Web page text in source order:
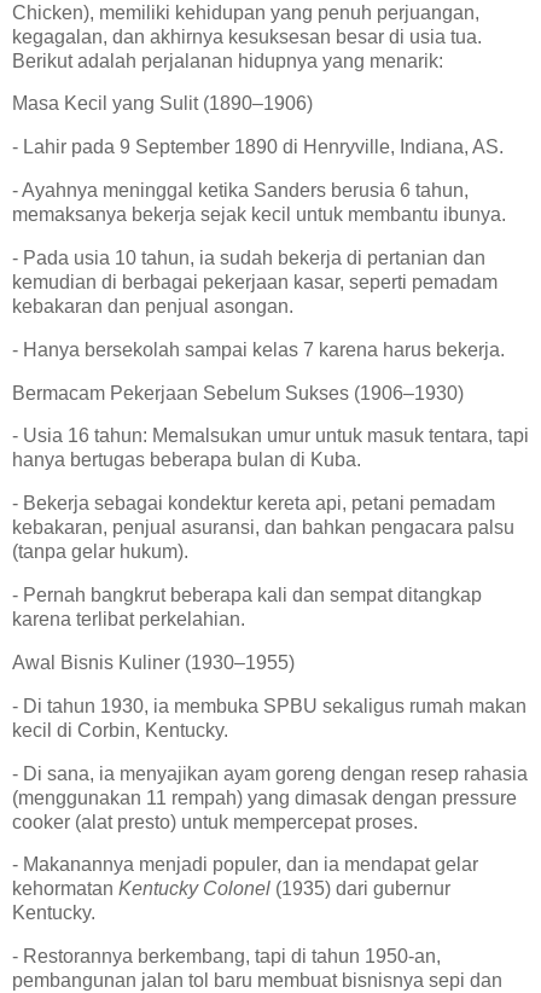
Chicken), memiliki kehidupan yang penuh perjuangan,
kegagalan, dan akhirnya kesuksesan besar di usia tua.
Berikut adalah perjalanan hidupnya yang menarik:
Masa Kecil yang Sulit (1890–1906)
- Lahir pada 9 September 1890 di Henryville, Indiana, AS.
- Ayahnya meninggal ketika Sanders berusia 6 tahun,
memaksanya bekerja sejak kecil untuk membantu ibunya.
- Pada usia 10 tahun, ia sudah bekerja di pertanian dan
kemudian di berbagai pekerjaan kasar, seperti pemadam
kebakaran dan penjual asongan.
- Hanya bersekolah sampai kelas 7 karena harus bekerja.
Bermacam Pekerjaan Sebelum Sukses (1906–1930)
- Usia 16 tahun: Memalsukan umur untuk masuk tentara, tapi
hanya bertugas beberapa bulan di Kuba.
- Bekerja sebagai kondektur kereta api, petani pemadam
kebakaran, penjual asuransi, dan bahkan pengacara palsu
(tanpa gelar hukum).
- Pernah bangkrut beberapa kali dan sempat ditangkap
karena terlibat perkelahian.
Awal Bisnis Kuliner (1930–1955)
- Di tahun 1930, ia membuka SPBU sekaligus rumah makan
kecil di Corbin, Kentucky.
- Di sana, ia menyajikan ayam goreng dengan resep rahasia
(menggunakan 11 rempah) yang dimasak dengan pressure
cooker (alat presto) untuk mempercepat proses.
- Makanannya menjadi populer, dan ia mendapat gelar
kehormatan Kentucky Colonel (1935) dari gubernur
Kentucky.
- Restorannya berkembang, tapi di tahun 1950-an,
pembangunan jalan tol baru membuat bisnisnya sepi dan